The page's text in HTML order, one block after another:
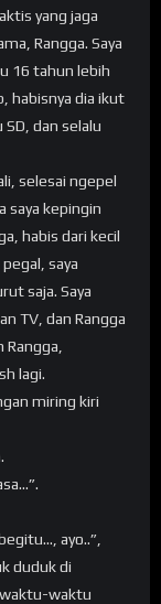
yang jaga
Rangga. Saya
16 tahun lebih
habisnya dia ikut
dan selalu
selesai ngepel
saya kepingin
habis dari kecil
saya
saja. Saya
TV, dan Rangga
lagi.
miring kiri
ayo..”,
duduk di
waktu-waktu